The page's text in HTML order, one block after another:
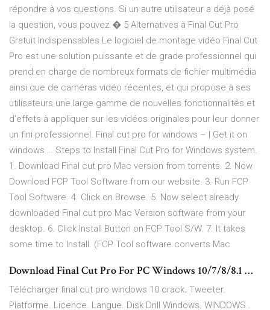
répondre à vos questions. Si un autre utilisateur a déjà posé
la question, vous pouvez � 5 Alternatives à Final Cut Pro
Gratuit Indispensables Le logiciel de montage vidéo Final Cut
Pro est une solution puissante et de grade professionnel qui
prend en charge de nombreux formats de fichier multimédia
ainsi que de caméras vidéo récentes, et qui propose à ses
utilisateurs une large gamme de nouvelles fonctionnalités et
d’effets à appliquer sur les vidéos originales pour leur donner
un fini professionnel. Final cut pro for windows – | Get it on
windows … Steps to Install Final Cut Pro for Windows system.
1. Download Final cut pro Mac version from torrents. 2. Now
Download FCP Tool Software from our website. 3. Run FCP
Tool Software. 4. Click on Browse. 5. Now select already
downloaded Final cut pro Mac Version software from your
desktop. 6. Click Install Button on FCP Tool S/W. 7. It takes
some time to Install. (FCP Tool software converts Mac
Download Final Cut Pro For PC Windows 10/7/8/8.1 …
Télécharger final cut pro windows 10 crack. Tweeter.
Platforme. Licence. Langue. Disk Drill Windows. WINDOWS .